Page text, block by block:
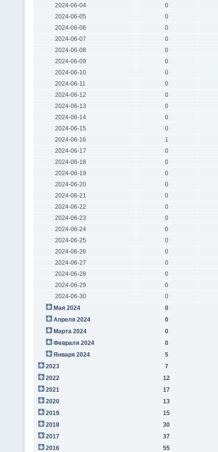
2024-06-04
0
2024-06-05
0
2024-06-06
0
2024-06-07
0
2024-06-08
0
2024-06-09
0
2024-06-10
0
2024-06-11
0
2024-06-12
0
2024-06-13
0
2024-06-14
0
2024-06-15
0
2024-06-16
1
2024-06-17
0
2024-06-18
0
2024-06-19
0
2024-06-20
0
2024-06-21
0
2024-06-22
0
2024-06-23
0
2024-06-24
0
2024-06-25
0
2024-06-26
0
2024-06-27
0
2024-06-28
0
2024-06-29
0
2024-06-30
0
Мая 2024
0
Апреля 2024
0
Марта 2024
0
Февраля 2024
0
Января 2024
5
2023
7
2022
12
2021
17
2020
13
2019
15
2018
30
2017
37
2016
55